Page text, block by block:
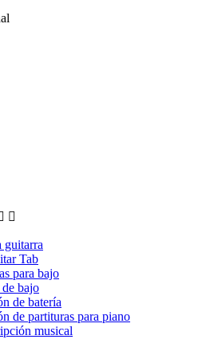

guitarra
Tab
para bajo
bajo
de batería
de partituras para piano
musical